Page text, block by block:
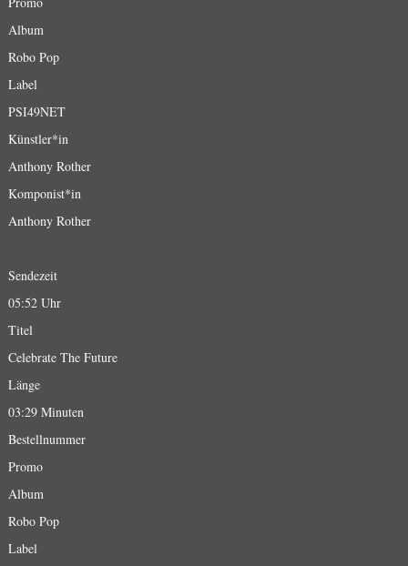
Album
Robo Pop
Label
PSI49NET
Künstler*in
Anthony Rother
Komponist*in
Anthony Rother
Sendezeit
05:52 Uhr
Titel
Celebrate The Future
Länge
03:29 Minuten
Bestellnummer
Promo
Album
Robo Pop
Label